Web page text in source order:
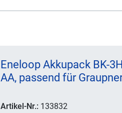
Eneloop Akkupack BK-
AA, passend für
Artikel-Nr.: 133832